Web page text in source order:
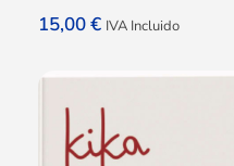
15,00€ IVA Incluido